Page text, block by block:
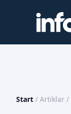
Start / Artiklar /